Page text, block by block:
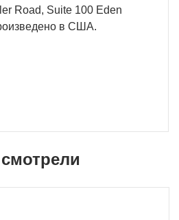
Road, Suite 100 Eden
в США.